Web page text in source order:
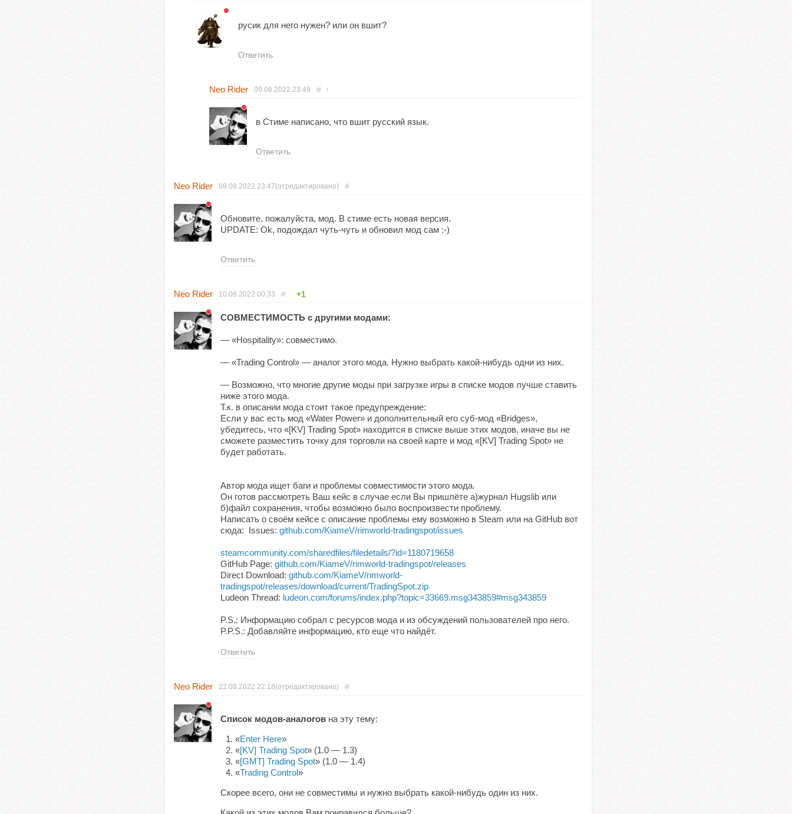
русик для него нужен? или он вшит?
Ответить
Neo Rider 09.08.2022 23:49 # ↑
в Стиме написано, что вшит русский язык.
Ответить
Neo Rider 09.08.2022 23:47(отредактировано) #
Обновите, пожалуйста, мод. В стиме есть новая версия.
UPDATE: Ok, подождал чуть-чуть и обновил мод сам :-)
Ответить
Neo Rider 10.08.2022 00:33 # +1
СОВМЕСТИМОСТЬ с другими модами:
— «Hospitality»: совместимо.
— «Trading Control» — аналог этого мода. Нужно выбрать какой-нибудь одни из них.
— Возможно, что многие другие моды при загрузке игры в списке модов лучше ставить
ниже этого мода.
Т.к. в описании мода стоит такое предупреждение:
Если у вас есть мод «Water Power» и дополнительный его суб-мод «Bridges»,
убедитесь, что «[KV] Trading Spot» находится в списке выше этих модов, иначе вы не
сможете разместить точку для торговли на своей карте и мод «[KV] Trading Spot» не
будет работать.
Автор мода ищет баги и проблемы совместимости этого мода.
Он готов рассмотреть Ваш кейс в случае если Вы пришлёте а)журнал Hugslib или
б)файл сохранения, чтобы возможно было воспроизвести проблему.
Написать о своём кейсе с описание проблемы ему возможно в Steam или на GitHub вот
сюда: Issues: github.com/KiameV/rimworld-tradingspot/issues
steamcommunity.com/sharedfiles/filedetails/?id=1180719658
GitHub Page: github.com/KiameV/rimworld-tradingspot/releases
Direct Download: github.com/KiameV/rimworld-
tradingspot/releases/download/current/TradingSpot.zip
Ludeon Thread: ludeon.com/forums/index.php?topic=33669.msg343859#msg343859
P.S.: Информацию собрал с ресурсов мода и из обсуждений пользователей про него.
P.P.S.: Добавляйте информацию, кто еще что найдёт.
Ответить
Neo Rider 22.08.2022 22:18(отредактировано) #
Список модов-аналогов на эту тему:
«Enter Here»
«[KV] Trading Spot» (1.0 — 1.3)
«[GMT] Trading Spot» (1.0 — 1.4)
«Trading Control»
Скорее всего, они не совместимы и нужно выбрать какой-нибудь один из них.